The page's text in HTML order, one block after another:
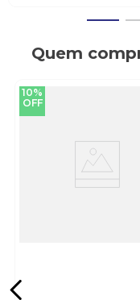
Quem
10%
OFF